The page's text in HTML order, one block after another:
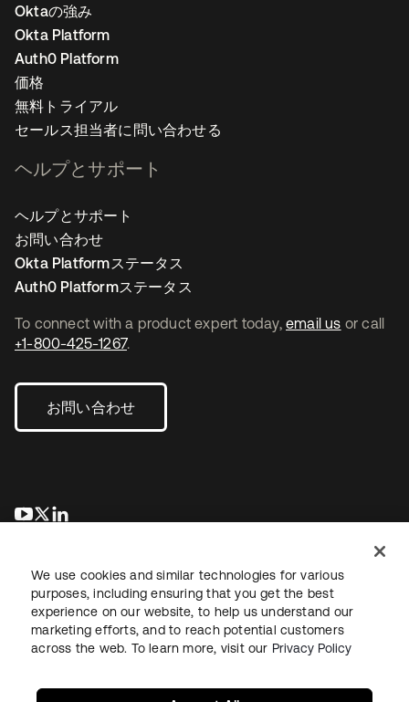
To connect with a product expert today, email us or call
+1-800-425-1267.
お問い合わせ
新しいタブで開く
新しいタブで開く
Oktaの強み
Okta Platform
Auth0 Platform
価格
無料トライアル
セールス担当者に問い合わせる
ヘルプとサポート
ヘルプとサポート
お問い合わせ
Okta Platformステータス
Auth0 Platformステータス
法務プライバシーポリシーサイト利用規約セキュリティ
We use cookies and similar technologies for various
purposes, including ensuring that you get the best
experience on our website, to help us understand our
marketing efforts, and to reach potential customers
across the web. To learn more, visit our Privacy Policy